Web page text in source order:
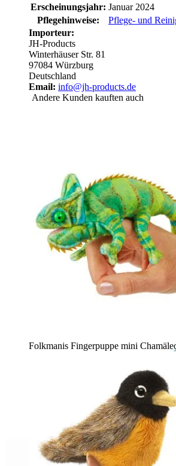
Erscheinungsjahr: Januar 2024
Pflegehinweise:
Pflege- und
Importeur:
JH-Products
Winterhäuser Str. 81
97084 Würzburg
Deutschland
Email: info@jh-products.de
Andere Kunden kauften auch
Folkmanis Fingerpuppe mini